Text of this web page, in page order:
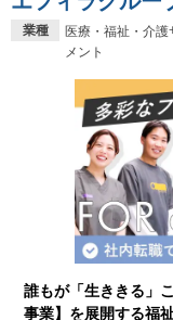
業種
医療・福祉・介
メント
誰もが「生ききる」
事業】を展開する福